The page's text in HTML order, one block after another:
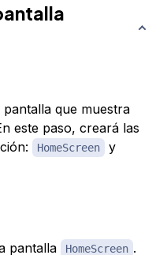
que muestra
este paso, creará las
HomeScreen y
pantalla HomeScreen .